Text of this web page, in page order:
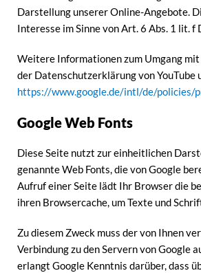
Darstellung unserer Online-Angebote.
Interesse im Sinne von Art. 6 Abs. 1 lit. f
Weitere Informationen zum Umgang
der Datenschutzerklärung von YouTube
https://www.google.de/intl/de/policies/
Google Web Fonts
Diese Seite nutzt zur einheitlichen
genannte Web Fonts, die von Google
Aufruf einer Seite lädt Ihr Browser die
ihren Browsercache, um Texte und
Zu diesem Zweck muss der von Ihnen
Verbindung zu den Servern von Google
erlangt Google Kenntnis darüber, dass